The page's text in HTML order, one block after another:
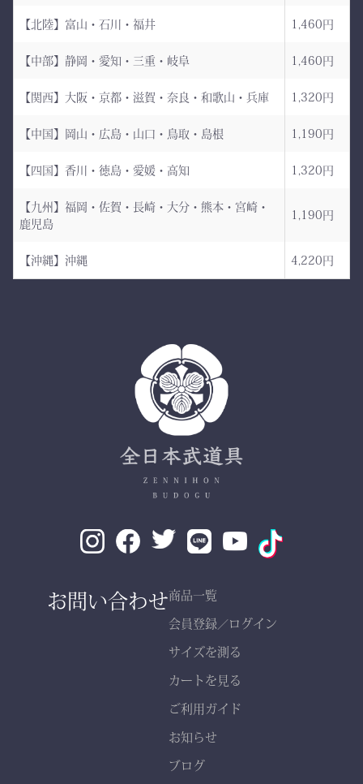
縫製工場
日本が誇る伝統織物 武州
金橋（8800番手 木綿生
袴。
産素材。
縫製は熊本の熟練縫製工場
✔ 程よい厚みと丈夫さ —
日々の稽古・大会でも安心
✔ 自然な綿素材で軽やか
✔ 伝統色・定番色の豊富
素材： 武州金橋 8800 木
140年以上の歴史をもつ日
本最古クラスの木綿生地。
持つだけで気持ちが引き締
負のスイッチが入る。
――その一本を、あなたの
手に。
【北陸】富山・石川・福井 1,460円
【中部】静岡・愛知・三重・岐阜 1,460円
【関西】大阪・京都・滋賀・奈良・和歌山・兵庫 1,320円
【中国】岡山・広島・山口・鳥取・島根 1,190円
【四国】香川・徳島・愛媛・高知 1,320円
【九州】福岡・佐賀・長崎・大分・熊本・宮崎・
鹿児島
1,190円
【沖縄】沖縄 4,220円
商品一覧
会員登録 ／ログイン
サイズを測る
カートを見る
ご利用ガイド
お知らせ
ブログ
お問い合わせ